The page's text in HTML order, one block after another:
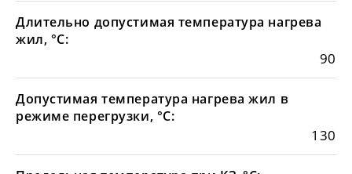
Длительно допустимая температура нагрева
жил, °С:
90
Допустимая температура нагрева жил в
режиме перегрузки, °С:
130